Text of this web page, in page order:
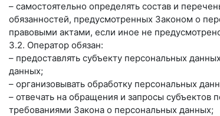
– самостоятельно определять состав и
обязанностей, предусмотренных Законом о
правовыми актами, если иное не
3.2. Оператор обязан:
– предоставлять субъекту персональных
данных;
– организовывать обработку персональных
– отвечать на обращения и запросы субъектов
требованиями Закона о персональных данных;